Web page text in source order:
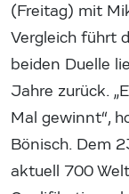
(Freitag) mit
Vergleich führt
beiden Duelle
Jahre zurück.
Mal gewinnt“,
Bönisch. Dem
aktuell 700